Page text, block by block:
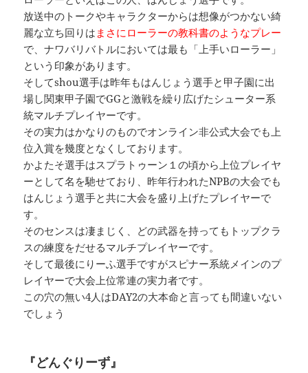
放送中のトークやキャラクターからは想像がつかない綺
麗な立ち回りは まさにローラーの教科書のようなプレー
で、ナワバリバトルにおいては最も「上手いローラー」
という印象があります。
そしてshou選手は昨年もはんじょう選手と甲子園に出
場し関東甲子園でGGと激戦を繰り広げたシューター系
統マルチプレイヤーです。
その実力はかなりのものでオンライン非公式大会でも上
位入賞を幾度となくしております。
かよたそ選手はスプラトゥーン１の頃から上位プレイヤ
ーとして名を馳せており、昨年行われたNPBの大会でも
はんじょう選手と共に大会を盛り上げたプレイヤーで
す。
そのセンスは凄まじく、どの武器を持ってもトップクラ
スの練度をだせるマルチプレイヤーです。
そして最後にりーふ選手ですがスピナー系統メインのプ
レイヤーで大会上位常連の実力者です。
この穴の無い4人はDAY2の大本命と言っても間違いない
でしょう
『どんぐりーず』